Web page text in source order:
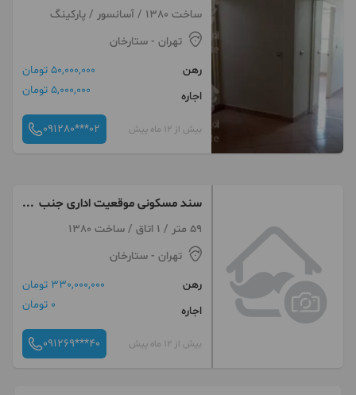
ساخت 1380 / آسانسور / پارکینگ
تهران - ستارخان
رهن
50,000,000 تومان
اجاره
5,000,000 تومان
بیش از 12 ماه پیش 091280***02
سند مسکونی موقعیت اداری جنب
پل ستارخان
59 متر / 1 اتاق / ساخت 1380
تهران - ستارخان
رهن
330,000,000 تومان
اجاره
0 تومان
بیش از 12 ماه پیش 091269***40